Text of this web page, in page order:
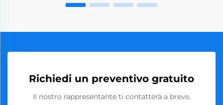
Richiedi un preventivo gratuito
Il nostro rappresentante ti contatterà a breve.